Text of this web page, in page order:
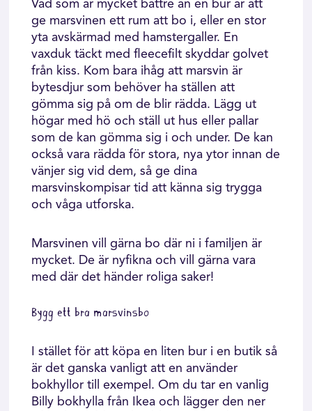
Vad som är mycket bättre än en bur är att
ge marsvinen ett rum att bo i, eller en stor
yta avskärmad med hamstergaller. En
vaxduk täckt med fleecefilt skyddar golvet
från kiss. Kom bara ihåg att marsvin är
bytesdjur som behöver ha ställen att
gömma sig på om de blir rädda. Lägg ut
högar med hö och ställ ut hus eller pallar
som de kan gömma sig i och under. De kan
också vara rädda för stora, nya ytor innan de
vänjer sig vid dem, så ge dina
marsvinskompisar tid att känna sig trygga
och våga utforska.
Marsvinen vill gärna bo där ni i familjen är
mycket. De är nyfikna och vill gärna vara
med där det händer roliga saker!
Bygg ett bra marsvinsbo
I stället för att köpa en liten bur i en butik så
är det ganska vanligt att en använder
bokhyllor till exempel. Om du tar en vanlig
Billy bokhylla från Ikea och lägger den ner